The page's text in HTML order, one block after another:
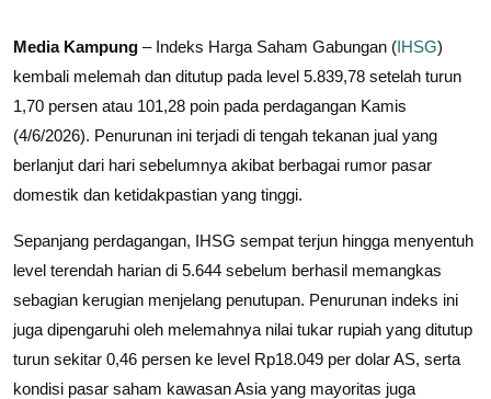
Media Kampung – Indeks Harga Saham Gabungan (IHSG)
kembali melemah dan ditutup pada level 5.839,78 setelah turun
1,70 persen atau 101,28 poin pada perdagangan Kamis
(4/6/2026). Penurunan ini terjadi di tengah tekanan jual yang
berlanjut dari hari sebelumnya akibat berbagai rumor pasar
domestik dan ketidakpastian yang tinggi.
Sepanjang perdagangan, IHSG sempat terjun hingga menyentuh
level terendah harian di 5.644 sebelum berhasil memangkas
sebagian kerugian menjelang penutupan. Penurunan indeks ini
juga dipengaruhi oleh melemahnya nilai tukar rupiah yang ditutup
turun sekitar 0,46 persen ke level Rp18.049 per dolar AS, serta
kondisi pasar saham kawasan Asia yang mayoritas juga